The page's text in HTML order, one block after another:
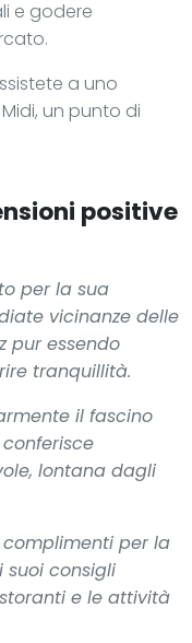
e godere
a uno
un punto di
positive
per la sua
vicinanze delle
pur essendo
tranquillità.
il fascino
lontana dagli
per la
suoi consigli
e le attività